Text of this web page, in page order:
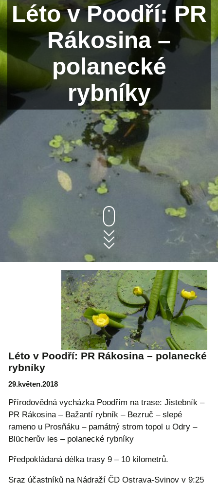
Léto v Poodří: PR
Rákosina –
polanecké
rybníky
Léto v Poodří: PR Rákosina – polanecké
rybníky
29.květen.2018
Přírodovědná vycházka Poodřím na trase: Jistebník –
PR Rákosina – Bažantí rybník – Bezruč – slepé
rameno u Prosňáku – památný strom topol u Odry –
Blücherův les – polanecké rybníky
Předpokládaná délka trasy 9 – 10 kilometrů.
Sraz účastníků na Nádraží ČD Ostrava-Svinov v 9:25